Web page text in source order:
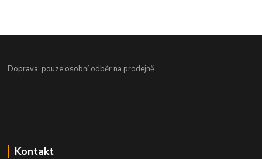
Doprava: pouze osobní odběr na prodejně
Kontakt